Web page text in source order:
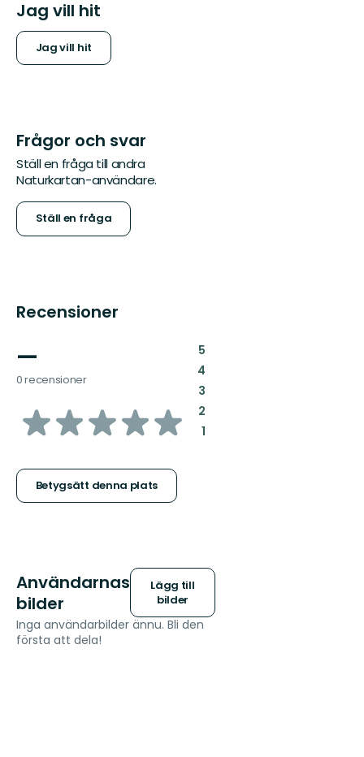
Jag vill hit
Jag vill hit
Frågor och svar
Ställ en fråga till andra
Naturkartan-användare.
Ställ en fråga
Recensioner
—
0 recensioner
av
stjärnor
Betygsätt denna plats
5:
4:
3:
2:
1:
Användarnas
bilder
Lägg till
bilder
Inga användarbilder ännu. Bli den
första att dela!